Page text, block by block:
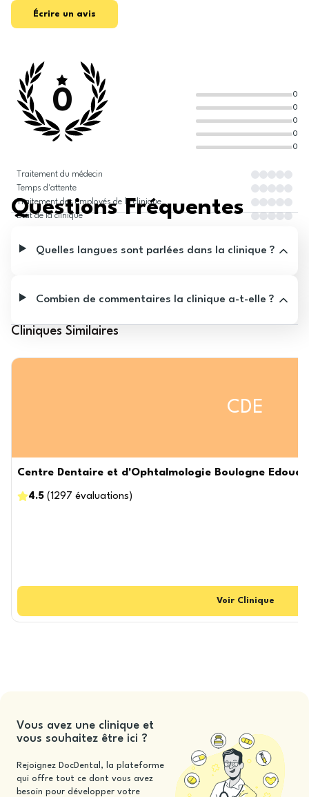
Écrire un avis
0
0
0
0
0
0
Traitement du médecin
Temps d'attente
Traitement des employés de la clinique
État de la clinique
Questions Fréquentes
Quelles langues sont parlées dans la clinique ?
Combien de commentaires la clinique a-t-elle ?
Cliniques Similaires
CDE
Centre Dentaire et d'Ophtalmologie Boulogne
4.5 (1297 évaluations )
Voir Clinique
Vous avez une clinique et
vous souhaitez être ici ?
Rejoignez DocDental, la plateforme
qui offre tout ce dont vous avez
besoin pour développer votre